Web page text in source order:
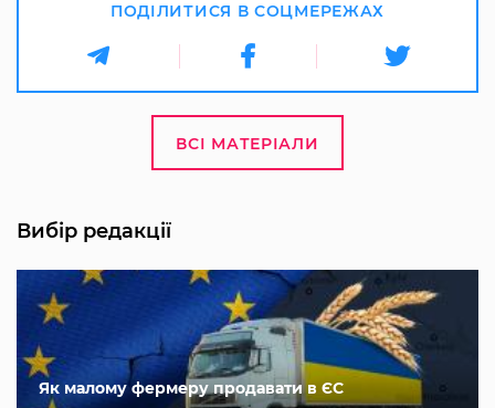
ПОДІЛИТИСЯ В СОЦМЕРЕЖАХ
ВСІ МАТЕРІАЛИ
Вибір редакції
Як малому фермеру продавати в ЄС